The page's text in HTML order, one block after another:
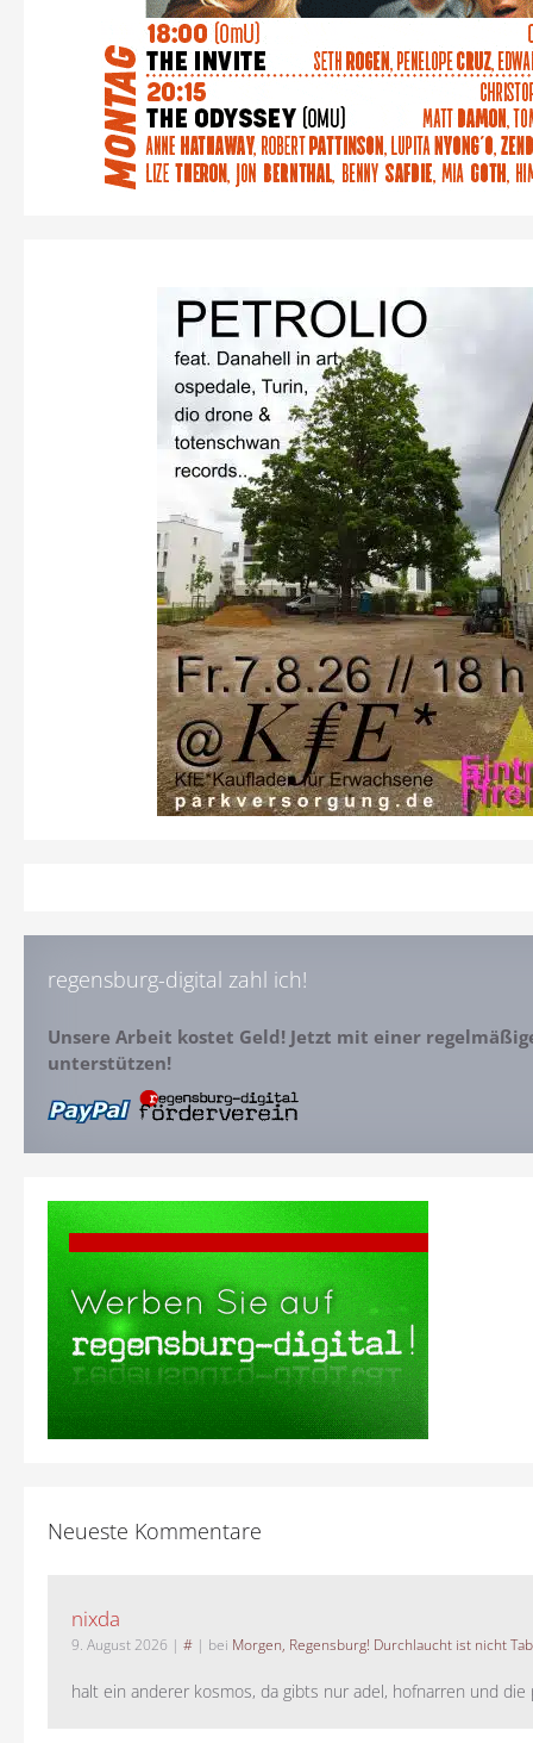
regensburg-digital zahl ich!
Unsere Arbeit kostet Geld! Jetzt mit einer
unterstützen!
Neueste Kommentare
nixda
9. August 2026 | # | bei Morgen, Regensburg! Durchlaucht ist nicht
halt ein anderer kosmos, da gibts nur adel, hofnarren und die